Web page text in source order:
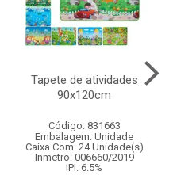
Tapete de atividades
90x120cm
Código: 831663
Embalagem: Unidade
Caixa Com: 24 Unidade(s)
Inmetro: 006660/2019
IPI: 6.5%